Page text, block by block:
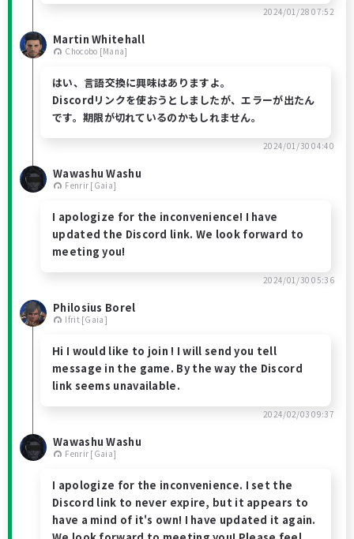
2024/01/28 07:52
Martin Whitehall
Chocobo [Mana]
はい、言語交換に興味はありますよ。
Discordリンクを使おうとしましたが、エラーが出たん
です。期限が切れているのかもしれません。
2024/01/30 04:40
Wawashu Washu
Fenrir [Gaia]
I apologize for the inconvenience! I have
updated the Discord link. We look forward to
meeting you!
2024/01/30 05:36
Philosius Borel
Ifrit [Gaia]
Hi I would like to join ! I will send you tell
message in the game. By the way the Discord
link seems unavailable.
2024/02/03 09:37
Wawashu Washu
Fenrir [Gaia]
I apologize for the inconvenience. I set the
Discord link to never expire, but it appears to
have a mind of it's own! I have updated it again.